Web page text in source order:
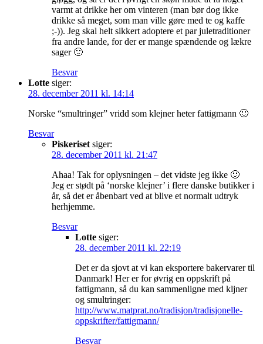
varmt at drikke her om vinteren (man bør dog ikke
drikke så meget, som man ville gøre med te og kaffe
;-)). Jeg skal helt sikkert adoptere et par juletraditioner
fra andre lande, for der er mange spændende og lækre
sager 🙂
Besvar
Lotte siger:
28. december 2011 kl. 14:14
Norske “smultringer” vridd som klejner heter fattigmann 🙂
Besvar
Piskeriset siger:
28. december 2011 kl. 21:47
Ahaa! Tak for oplysningen – det vidste jeg ikke 🙂
Jeg er stødt på ‘norske klejner’ i flere danske butikker i
år, så det er åbenbart ved at blive et normalt udtryk
herhjemme.
Besvar
Lotte siger:
28. december 2011 kl. 22:19
Det er da sjovt at vi kan eksportere bakervarer til
Danmark! Her er for øvrig en oppskrift på
fattigmann, så du kan sammenligne med kljner
og smultringer:
http://www.matprat.no/tradisjon/tradisjonelle-
oppskrifter/fattigmann/
Besvar